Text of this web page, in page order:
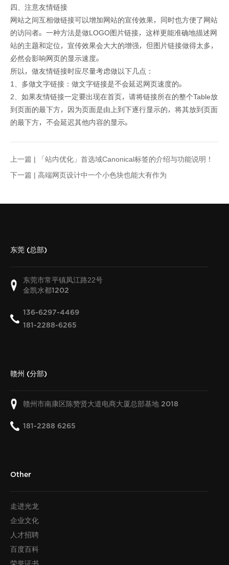
四、注意友情链接
网站之间互相做链接可以增加网站的宣传效果，同时也方便了网站
的访问者。一种方法是做LOGO图片链接，这样更能准确地描述网
站的主题和定位，宣传效果会大大的增强，但图片链接做得太多，
必然会影响网页的显示速度。
所以，做友情链接时应尽量考虑做以下几点：
1、多做文字链接：做文字链接是不会延迟网页速度的。
2、如果友情链接一定要出现在首页，请将链接所在的整个Table放
到页面的最下方，因为页面是由上到下逐行显示的，将其放到页面
的最下方，不会延迟其他内容的显示。
上一篇 | 「站内优化」首选域Canonical标签的介绍与功能说明！
下一篇 | 高端网页设计中一个小色块也能大有作为
东莞 (总部)
东莞市常平镇凤江路22号
金凯水都1202
136-6297-4469
181-2288-6265
赣州 (分部)
赣州市南康区陈赞贤大道电商大厦总部基地 2018
181-2288 6265
Other
走进光龙
企业文化
人才招聘
百度百科
荣誉证书